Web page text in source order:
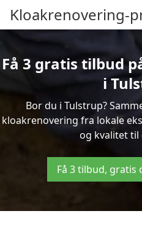
Kloakrenovering-
Få 3 gratis tilbud
i
Bor du i Tulstrup?
kloakrenovering fra lokale
og kvalitet til
Få 3 tilbud,